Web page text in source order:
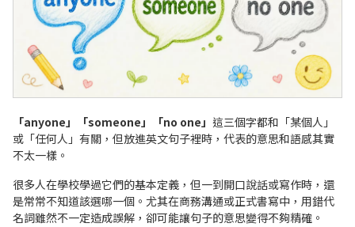
「anyone」「someone」「no one」 這三個字都和「某個人」
或「任何人」有關，但放進英文句子裡時，代表的意思和語感其實
不太一樣。
很多人在學校學過它們的基本定義，但一到開口說話或寫作時，還
是常常不知道該選哪一個。尤其在商務溝通或正式書寫中，用錯代
名詞雖然不一定造成誤解，卻可能讓句子的意思變得不夠精確。